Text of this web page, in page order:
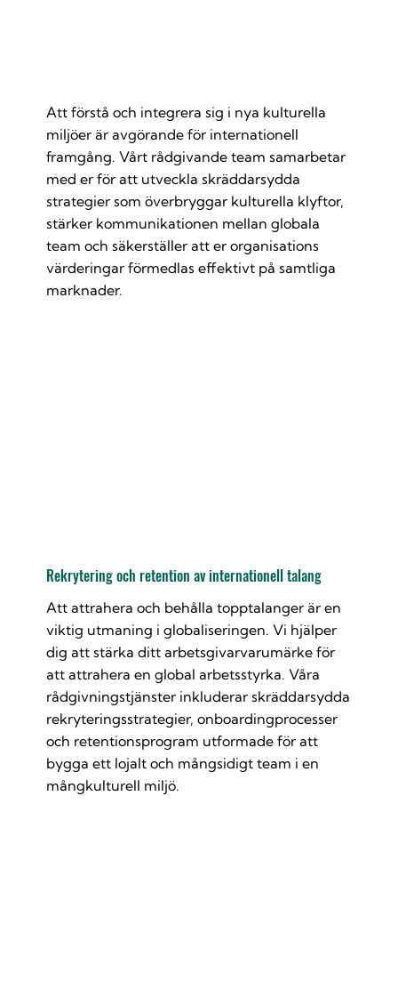
Att förstå och integrera sig i nya kulturella
miljöer är avgörande för internationell
framgång. Vårt rådgivande team samarbetar
med er för att utveckla skräddarsydda
strategier som överbryggar kulturella klyftor,
stärker kommunikationen mellan globala
team och säkerställer att er organisations
värderingar förmedlas effektivt på samtliga
marknader.
Rekrytering och retention av internationell talang
Att attrahera och behålla topptalanger är en
viktig utmaning i globaliseringen. Vi hjälper
dig att stärka ditt arbetsgivarvarumärke för
att attrahera en global arbetsstyrka. Våra
rådgivningstjänster inkluderar skräddarsydda
rekryteringsstrategier, onboardingprocesser
och retentionsprogram utformade för att
bygga ett lojalt och mångsidigt team i en
mångkulturell miljö.